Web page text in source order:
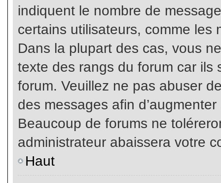
indiquent le nombre de
certains utilisateurs, comme les
Dans la plupart des cas, vous
texte des rangs du forum car ils
forum. Veuillez ne pas abuser
des messages afin
Beaucoup de forums ne
administrateur abaissera votre
Haut